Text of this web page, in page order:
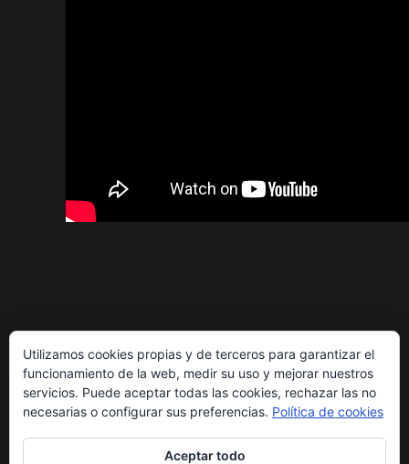
Utilizamos cookies propias y de terceros para garantizar el
funcionamiento de la web, medir su uso y mejorar nuestros
servicios. Puede aceptar todas las cookies, rechazar las no
necesarias o configurar sus preferencias. Política de cookies
Aceptar todo